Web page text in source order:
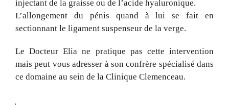
injectant de la graisse ou de l’acide hyaluronique.
L’allongement du pénis quand à lui se fait en
sectionnant le ligament suspenseur de la verge.
Le Docteur Elia ne pratique pas cette intervention
mais peut vous adresser à son confrère spécialisé dans
ce domaine au sein de la Clinique Clemenceau.